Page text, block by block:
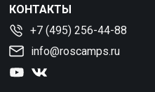
КОНТАКТЫ
+7 (495) 256-44-88
info@roscamps.ru